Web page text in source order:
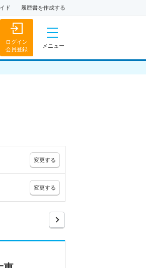
ド 履歴書を作成する
ログイン
会員登録
メニュー
変更する
変更する